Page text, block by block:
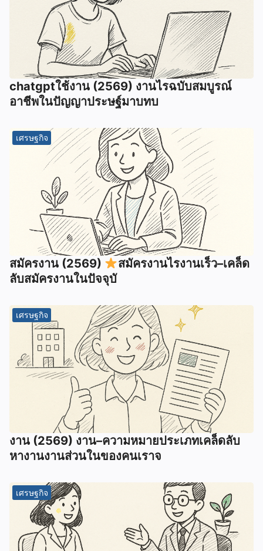
chatgptใช้งาน (2569) งานไรฉบับสมบูรณ์
อาชีพในปัญญาประษฐ์มาบทบ
เศรษฐกิจ
สมัครงาน (2569)
สมัครงานไรงานเร็ว–เคล็ด
ลับสมัครงานในปัจจุบั
เศรษฐกิจ
งาน (2569) งาน–ความหมายประเภทเคล็ดลับ
หางานงานส่วนในของคนเราจ
เศรษฐกิจ